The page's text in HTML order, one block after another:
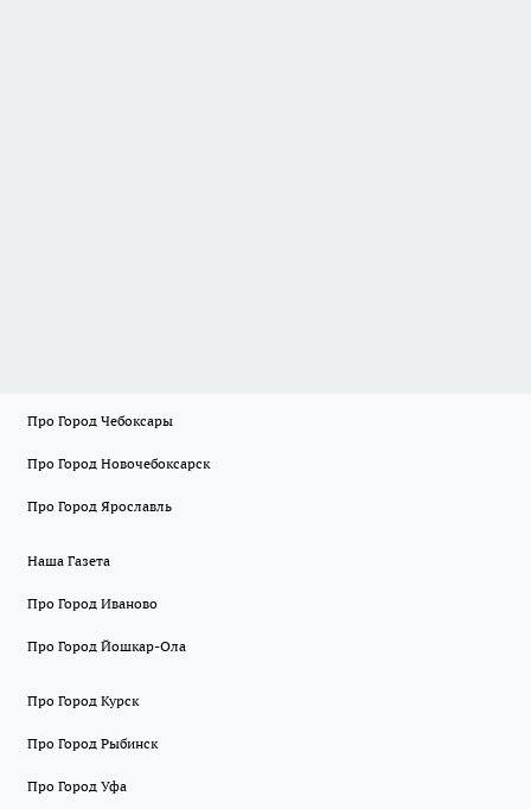
Про Город Чебоксары
Про Город Новочебоксарск
Про Город Ярославль
Наша Газета
Про Город Иваново
Про Город Йошкар-Ола
Про Город Курск
Про Город Рыбинск
Про Город Уфа